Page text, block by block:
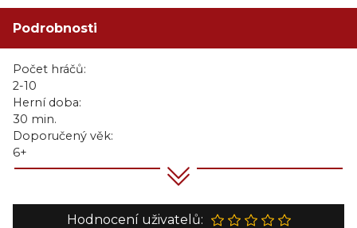
Podrobnosti
Počet hráčů:
2-10
Herní doba:
30 min.
Doporučený věk:
6+
Hodnocení uživatelů: